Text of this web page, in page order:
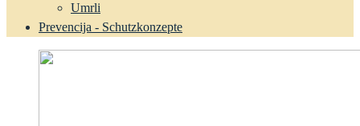
Umrli
Prevencija - Schutzkonzepte